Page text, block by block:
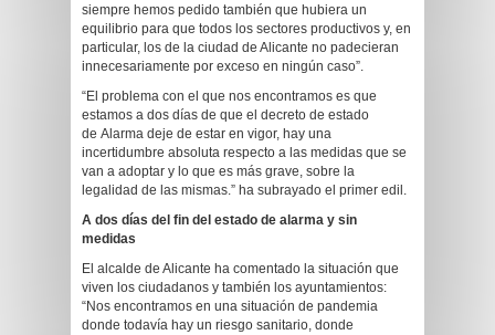
siempre hemos pedido también que hubiera un
equilibrio para que todos los sectores productivos y, en
particular, los de la ciudad de Alicante no padecieran
innecesariamente por exceso en ningún caso”.
“El problema con el que nos encontramos es que
estamos a dos días de que el decreto de estado
de Alarma deje de estar en vigor, hay una
incertidumbre absoluta respecto a las medidas que se
van a adoptar y lo que es más grave, sobre la
legalidad de las mismas.” ha subrayado el primer edil.
A dos días del fin del estado de alarma y sin
medidas
El alcalde de Alicante ha comentado la situación que
viven los ciudadanos y también los ayuntamientos:
“Nos encontramos en una situación de pandemia
donde todavía hay un riesgo sanitario, donde